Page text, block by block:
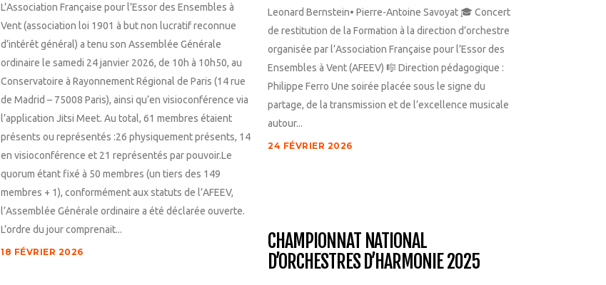
Leonard Bernstein• Pierre-Antoine Savoyat 🎓 Concert
de restitution de la Formation à la direction d’orchestre
organisée par l’Association Française pour l’Essor des
Ensembles à Vent (AFEEV) 🎼 Direction pédagogique :
Philippe Ferro Une soirée placée sous le signe du
partage, de la transmission et de l’excellence musicale
autour...
24 FÉVRIER 2026
L’Association Française pour l’Essor des Ensembles à
Vent (association loi 1901 à but non lucratif reconnue
d’intérêt général) a tenu son Assemblée Générale
ordinaire le samedi 24 janvier 2026, de 10h à 10h50, au
Conservatoire à Rayonnement Régional de Paris (14 rue
de Madrid – 75008 Paris), ainsi qu’en visioconférence via
l’application Jitsi Meet. Au total, 61 membres étaient
présents ou représentés :26 physiquement présents, 14
en visioconférence et 21 représentés par pouvoir.Le
quorum étant fixé à 50 membres (un tiers des 149
membres + 1), conformément aux statuts de l’AFEEV,
l’Assemblée Générale ordinaire a été déclarée ouverte.
L’ordre du jour comprenait...
18 FÉVRIER 2026
CHAMPIONNAT NATIONAL
D’ORCHESTRES D’HARMONIE 2025